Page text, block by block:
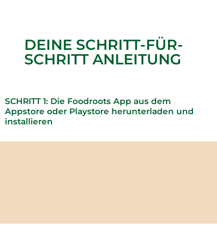
DEINE SCHRITT-FÜR-
SCHRITT ANLEITUNG
SCHRITT 1: Die Foodroots App aus dem
Appstore oder Playstore herunterladen und
installieren